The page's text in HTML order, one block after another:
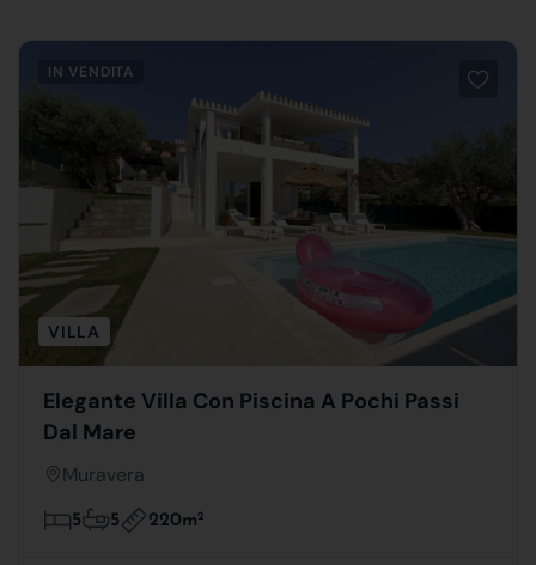
IN VENDITA
VILLA
Elegante Villa Con Piscina A Pochi Passi
Dal Mare
Muravera
5 5 220m2